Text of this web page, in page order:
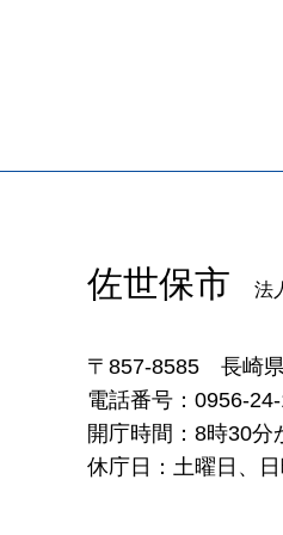
佐世保市 法
〒857-8585 長崎
電話番号：0956-
開庁時間：8時30分
休庁日：土曜日、